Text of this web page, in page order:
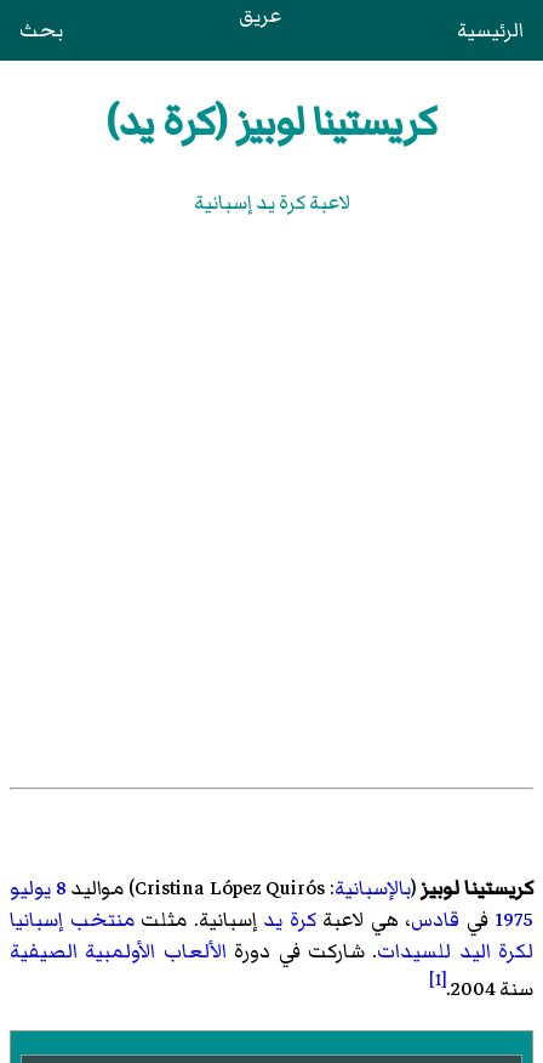
الرئيسية عريق بحث
كريستينا لوبيز (كرة يد)
لاعبة كرة يد إسبانية
كريستينا لوبيز(بالإسبانية:
Cristina López Quirós)‏ مواليد8 يوليو
1975 في قادس، هي لاعبةكرة يد إسبانية. مثلتمنتخب إسبانيا
لكرة اليد للسيدات. شاركت في دورة الألعاب الأولمبية الصيفية
سنة 2004.
[1]